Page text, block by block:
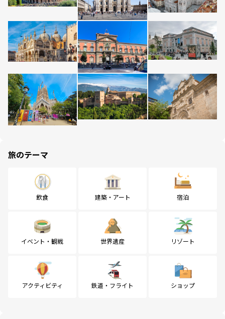
旅のテーマ
飲食 建築・アート 宿泊
イベント・観戦 世界遺産 リゾート
アクティビティ 鉄道・フライト ショップ